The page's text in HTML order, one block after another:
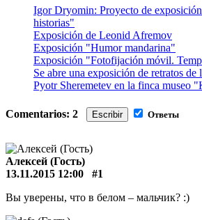
Igor Dryomin: Proyecto de
historias"
Exposición de Leonid Afremov
Exposición "Humor mandarina"
Exposición "Fotofijación móvil.
Se abre una exposición de retratos
Pyotr Sheremetev en la finca museo
Comentarios: 2 Escribir Ответы
Алексей (Гость)
13.11.2015 12:00
#1
Вы уверены, что в белом – мальчик? :)